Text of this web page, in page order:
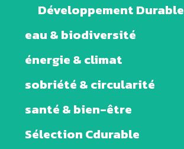
Développement Durable
eau & biodiversité
énergie & climat
sobriété & circularité
santé & bien-être
Sélection Cdurable